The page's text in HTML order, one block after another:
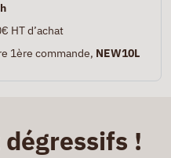
HT d’achat
1ère commande, NEW10L
!